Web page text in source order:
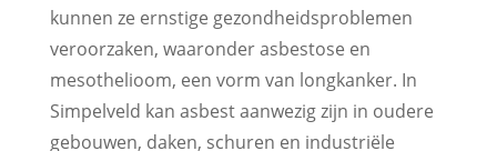
kunnen ze ernstige gezondheidsproblemen
veroorzaken, waaronder asbestose en
mesothelioom, een vorm van longkanker. In
Simpelveld kan asbest aanwezig zijn in oudere
gebouwen, daken, schuren en industriële